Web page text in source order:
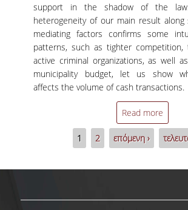
support in the shadow of the
heterogeneity of our main result along
mediating factors confirms some
patterns, such as tighter
active criminal organizations, as well
municipality budget, let us show
affects the volume of cash transactions.
Read more
1 2 επόμενη ›